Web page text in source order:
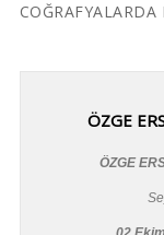
ÖZGE
ÖZGE